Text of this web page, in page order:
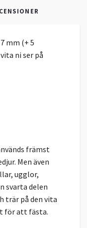
mm (+ 5
ni ser på
främst
Men även
ugglor,
svarta delen
trär på den vita
för att fästa.